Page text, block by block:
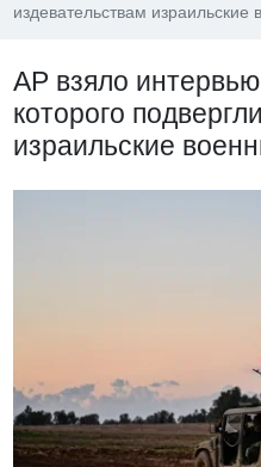
издевательствам израильские
АР взяло
которого
израильские